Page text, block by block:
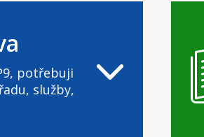
potřebuji
služby,